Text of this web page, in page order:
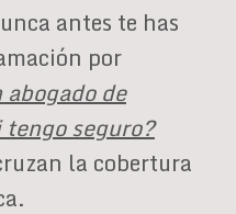
antes te has
por
de
seguro?
la cobertura